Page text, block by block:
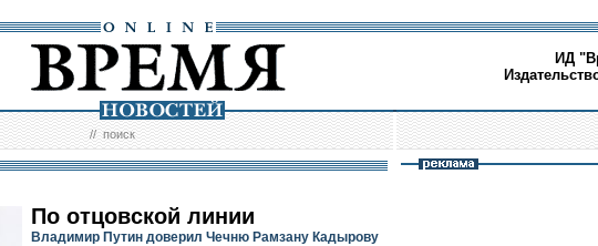
ИД
//поиск
По отцовской линии
Владимир Путин доверил Чечню Рамзану Кадырову